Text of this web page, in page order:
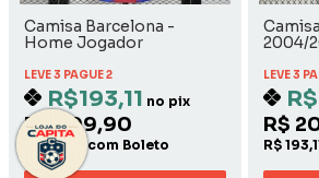
Camisa Barcelona -
Home Jogador
LEVE 3 PAGUE 2
R$193,11 no pix
R$ 209,90
R$ 193,11 com Boleto
2004/
LEVE 3
R$
R$